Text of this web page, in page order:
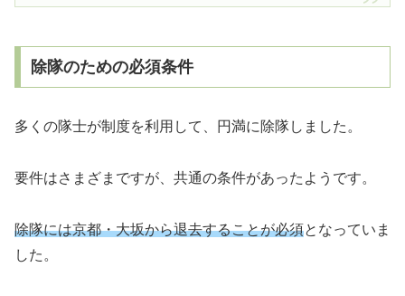
除隊のための必須条件
多くの隊士が制度を利用して、円満に除隊しました。
要件はさまざまですが、共通の条件があったようです。
除隊には京都・大坂から退去することが必須となっていま
した。